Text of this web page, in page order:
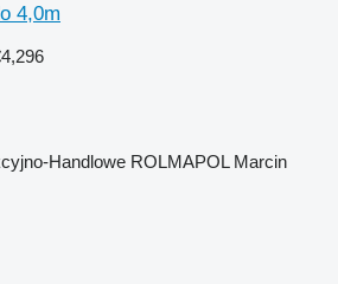
4,0m
Handlowe ROLMAPOL Marcin